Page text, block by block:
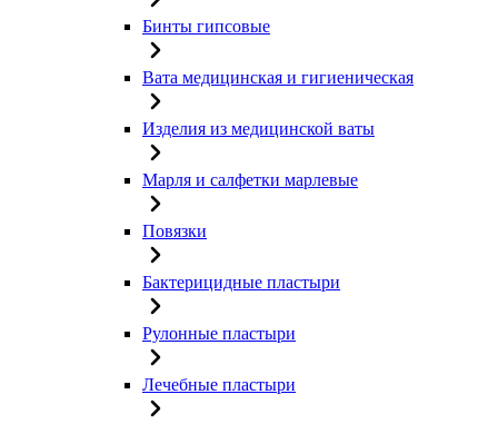
Бинты гипсовые
Вата медицинская и гигиеническая
Изделия из медицинской ваты
Марля и салфетки марлевые
Повязки
Бактерицидные пластыри
Рулонные пластыри
Лечебные пластыри